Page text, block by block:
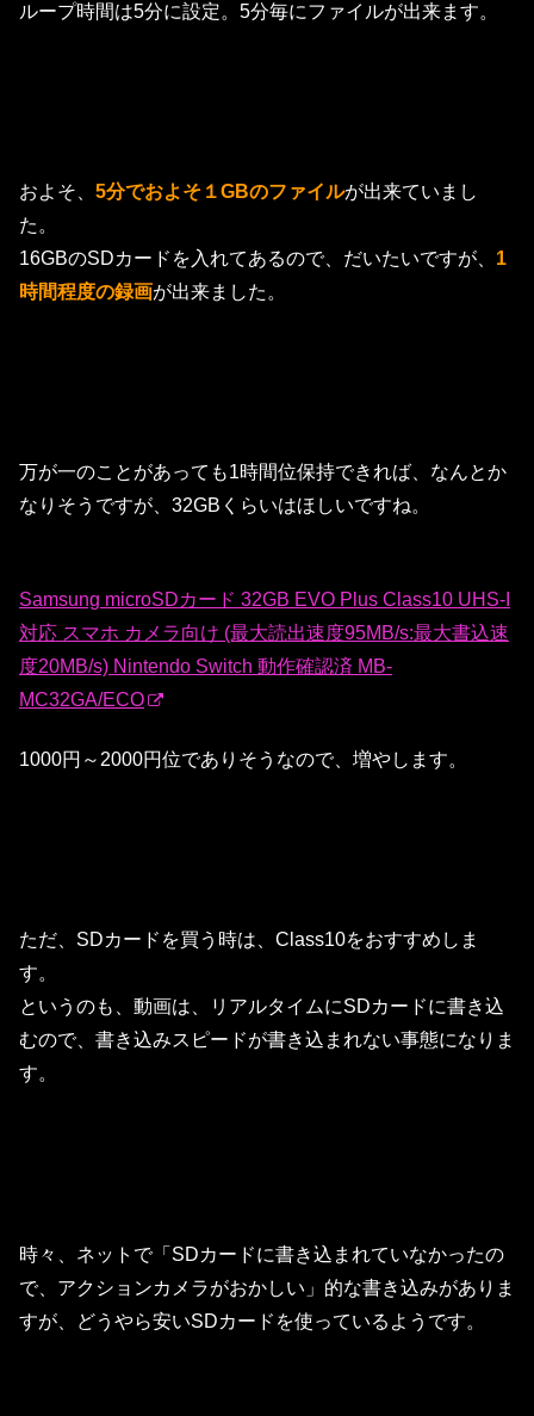
ループ時間は5分に設定。5分毎にファイルが出来ます。
およそ、 5分でおよそ１GBのファイルが出来ていまし
た。
16GBのSDカードを入れてあるので、だいたいですが、 1
時間程度の録画が出来ました。
万が一のことがあっても1時間位保持できれば、なんとか
なりそうですが、32GBくらいはほしいですね。
Samsung microSDカード 32GB EVO Plus Class10 UHS-I
対応 スマホ カメラ向け (最大読出速度95MB/s:最大書込速
度20MB/s) Nintendo Switch 動作確認済 MB-
MC32GA/ECO
1000円～2000円位でありそうなので、増やします。
ただ、SDカードを買う時は、Class10をおすすめしま
す。
というのも、動画は、リアルタイムにSDカードに書き込
むので、書き込みスピードが書き込まれない事態になりま
す。
時々、ネットで「SDカードに書き込まれていなかったの
で、アクションカメラがおかしい」的な書き込みがありま
すが、どうやら安いSDカードを使っているようです。